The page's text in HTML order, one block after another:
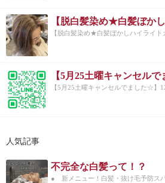
【脱白髪染め★白髪ぼか
【脱白髪染め★白髪ぼかしハイライ
【5月25土曜キャンセルで
【5月25土曜キャンセルでました☆】
人気記事
不完全な白髪って！？
● 新メニュー！白髪・抜け毛予防ス